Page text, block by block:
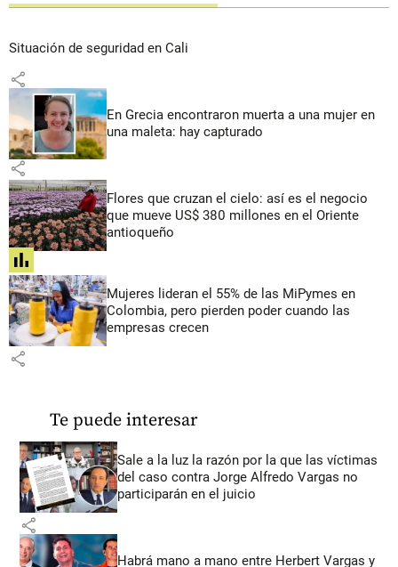
Situación de seguridad en Cali
share
En Grecia encontraron muerta a una mujer en
una maleta: hay capturado
share
Flores que cruzan el cielo: así es el negocio
que mueve US$ 380 millones en el Oriente
antioqueño
share
Mujeres lideran el 55% de las MiPymes en
Colombia, pero pierden poder cuando las
empresas crecen
share
Te puede interesar
Sale a la luz la razón por la que las víctimas
del caso contra Jorge Alfredo Vargas no
participarán en el juicio
share
Habrá mano a mano entre Herbert Vargas y